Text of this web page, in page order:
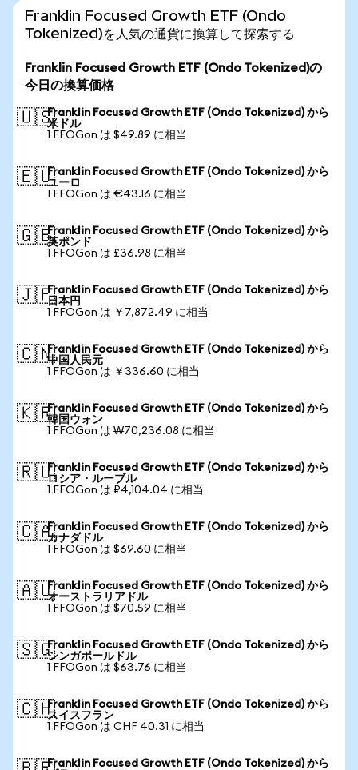
Franklin Focused Growth ETF (Ondo
Tokenized)を人気の通貨に換算して探索する
Franklin Focused Growth ETF (Ondo Tokenized)の
今日の換算価格
🇺🇸Franklin Focused Growth ETF (Ondo Tokenized) から
米ドル
1 FFOGon は $49.89 に相当
🇪🇺Franklin Focused Growth ETF (Ondo Tokenized) から
ユーロ
1 FFOGon は €43.16 に相当
🇬🇧Franklin Focused Growth ETF (Ondo Tokenized) から
英ポンド
1 FFOGon は £36.98 に相当
🇯🇵Franklin Focused Growth ETF (Ondo Tokenized) から
日本円
1 FFOGon は ￥7,872.49 に相当
🇨🇳Franklin Focused Growth ETF (Ondo Tokenized) から
中国人民元
1 FFOGon は ￥336.60 に相当
🇰🇷Franklin Focused Growth ETF (Ondo Tokenized) から
韓国ウォン
1 FFOGon は ₩70,236.08 に相当
🇷🇺Franklin Focused Growth ETF (Ondo Tokenized) から
ロシア・ルーブル
1 FFOGon は ₽4,104.04 に相当
🇨🇦Franklin Focused Growth ETF (Ondo Tokenized) から
カナダドル
1 FFOGon は $69.60 に相当
🇦🇺Franklin Focused Growth ETF (Ondo Tokenized) から
オーストラリアドル
1 FFOGon は $70.59 に相当
🇸🇬Franklin Focused Growth ETF (Ondo Tokenized) から
シンガポールドル
1 FFOGon は $63.76 に相当
🇨🇭Franklin Focused Growth ETF (Ondo Tokenized) から
スイスフラン
1 FFOGon は CHF 40.31 に相当
Franklin Focused Growth ETF (Ondo Tokenized) から